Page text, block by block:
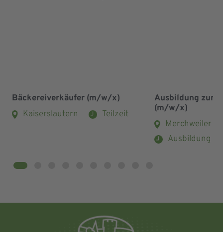
Bäckereiverkäufer (m/w/x)
Kaiserslautern
Teilzeit
Ausbildung zum
(m/w/x)
Merchweiler
Ausbildung